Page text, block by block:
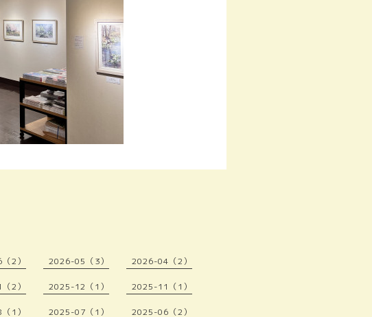
2） 2026-05（3） 2026-04（2）
2） 2025-12（1） 2025-11（1）
1） 2025-07（1） 2025-06（2）